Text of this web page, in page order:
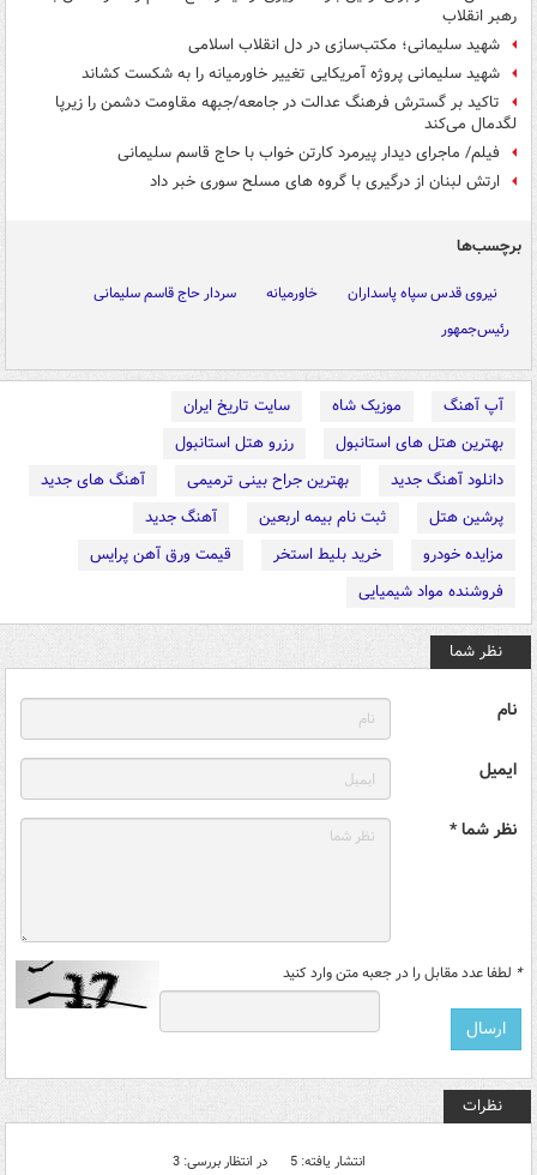
رهبر انقلاب
شهید سلیمانی؛ مکتب‌سازی در دل انقلاب اسلامی
شهید سلیمانی پروژه آمریکایی تغییر خاورمیانه را به شکست کشاند
تاکید بر گسترش فرهنگ عدالت در جامعه/جبهه مقاومت دشمن را زیرپا
لگدمال می‌کند
فیلم/ ماجرای دیدار پیرمرد کارتن خواب با حاج قاسم سلیمانی
ارتش لبنان از درگیری با گروه های مسلح سوری خبر داد
برچسب‌ها
نیروی قدس سپاه پاسداران خاورمیانه
سردار حاج قاسم سلیمانی
رئیس‌جمهور
آپ آهنگ موزیک شاه
سایت تاریخ ایران
بهترین هتل های استانبول
رزرو هتل استانبول
دانلود آهنگ جدید
بهترین جراح بینی ترمیمی
آهنگ های جدید
پرشین هتل
ثبت نام بیمه اربعین
آهنگ جدید
مزایده خودرو
خرید بلیط استخر
قیمت ورق آهن پرایس
فروشنده مواد شیمیایی
نظر شما
نام
ایمیل
نظر شما *
* لطفا عدد مقابل را در جعبه متن وارد کنید
نظرات
انتشار یافته: 5 در انتظار بررسی: 3